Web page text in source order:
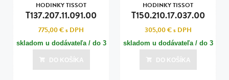
HODINKY TISSOT
T137.207.11.091.00
775,00 €s DPH
skladom u dodávateľa / do 3
dní
Posledná aktualizácia dnes o 15:00
DO KOŠÍKA
HODINKY TISSOT
T150.210.17.037.00
305,00 €s DPH
skladom u dodávateľa / do 3
dní
Posledná aktualizácia dnes o 15:00
DO KOŠÍKA